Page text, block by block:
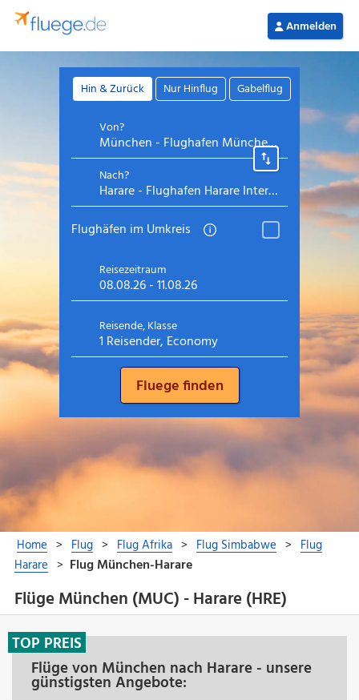
Flüge München (MUC) - Harare (HRE)
Flüge von München nach Harare - unsere
günstigsten Angebote:
TOP PREIS